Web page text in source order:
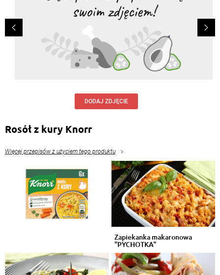
DODAJ ZDJĘCIE
Rosół z kury Knorr
Więcej przepisów z użyciem tego produktu
Zapiekanka makaronowa
"PYCHOTKA"